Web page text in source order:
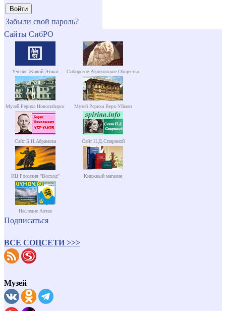
Забыли свой пароль?
Сайты СибРО
Учение Живой Этики Сибирское Рериховское Общество
Музей Рериха Новосибирск Музей Рериха Верх-Уймон
Сайт Б.Н.Абрамова Сайт Н.Д.Спириной
ИЦ Россазия "Восход" Книжный магазин
Наследие Алтая
Подписаться
ВСЕ СОЦСЕТИ >>>
Музей